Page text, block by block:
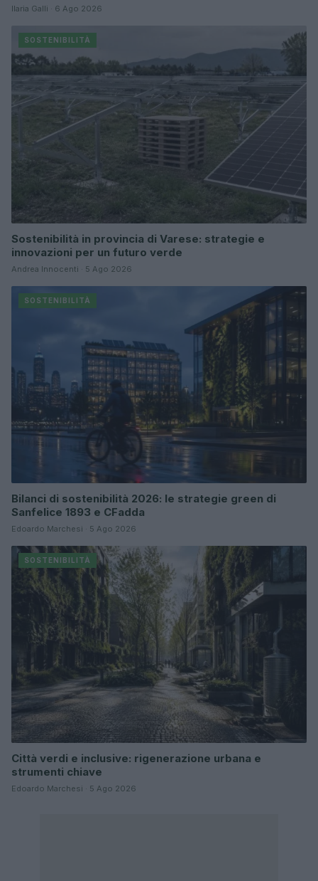
Ilaria Galli · 6 Ago 2026
SOSTENIBILITÀ
Sostenibilità in provincia di Varese: strategie e
innovazioni per un futuro verde
Andrea Innocenti · 5 Ago 2026
SOSTENIBILITÀ
Bilanci di sostenibilità 2026: le strategie green di
Sanfelice 1893 e CFadda
Edoardo Marchesi · 5 Ago 2026
SOSTENIBILITÀ
Città verdi e inclusive: rigenerazione urbana e
strumenti chiave
Edoardo Marchesi · 5 Ago 2026